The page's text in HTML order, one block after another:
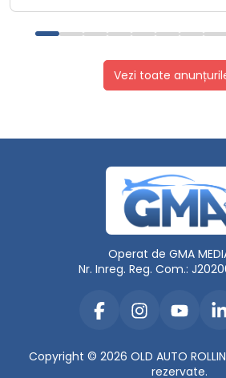
Vezi toate
Operat de GMA
Nr. Inreg. Reg. Com.:
Copyright © 2026 OLD AUTO
rezervate.